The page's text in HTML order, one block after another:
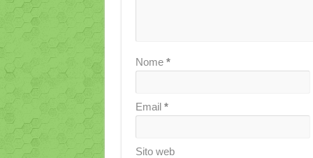
Nome *
Email *
Sito web